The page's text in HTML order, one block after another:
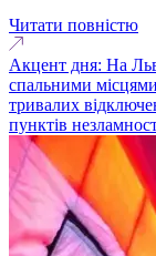
Читати повністю
Акцент дня: На
спальними
тривалих
пунктів